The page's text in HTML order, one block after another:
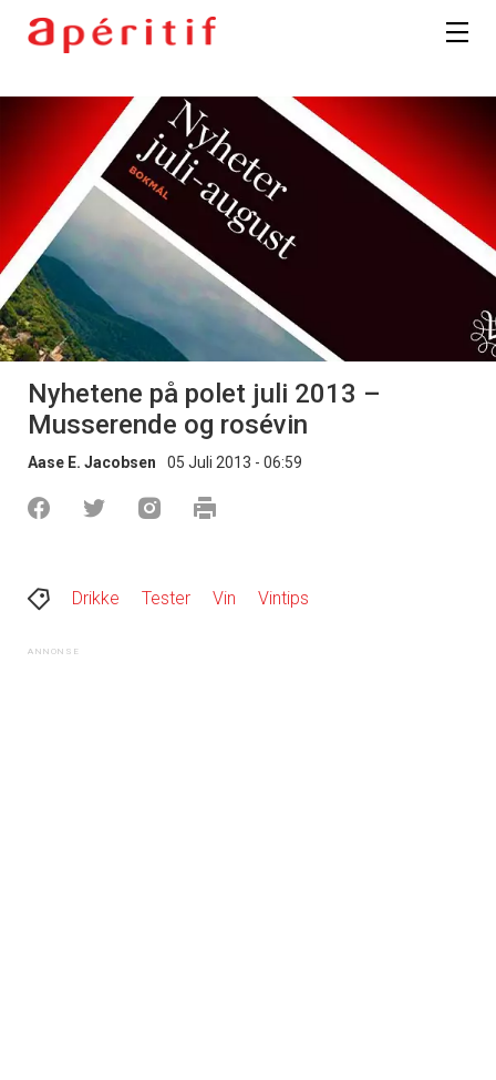
Nyhetene på polet juli 2013 –
Musserende og rosévin
Aase E. Jacobsen 05 Juli 2013 - 06:59
Drikke Tester Vin Vintips